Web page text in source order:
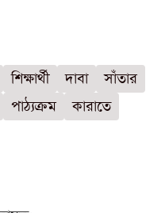
শিক্ষার্থী দাবা
সাঁতার
পাঠ্যক্রম
কারাতে